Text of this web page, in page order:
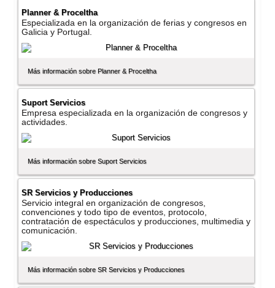
Planner & Proceltha
Especializada en la organización de ferias y congresos en
Galicia y Portugal.
Más información sobre Planner & Proceltha
Suport Servicios
Empresa especializada en la organización de congresos y
actividades.
Más información sobre Suport Servicios
SR Servicios y Producciones
Servicio integral en organización de congresos,
convenciones y todo tipo de eventos, protocolo,
contratación de espectáculos y producciones, multimedia y
comunicación.
Más información sobre SR Servicios y Producciones